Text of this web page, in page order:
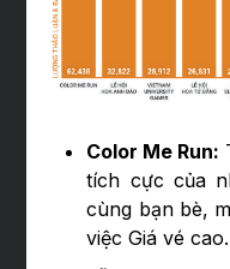
Color Me Run:
tích cực của
cùng bạn bè,
việc Giá vé cao.